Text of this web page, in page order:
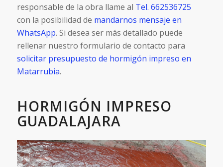
responsable de la obra llame al Tel. 662536725
con la posibilidad de mandarnos mensaje en
WhatsApp. Si desea ser más detallado puede
rellenar nuestro formulario de contacto para
solicitar presupuesto de hormigón impreso en
Matarrubia.
HORMIGÓN IMPRESO
GUADALAJARA